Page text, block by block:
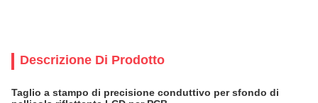
Descrizione Di Prodotto
Taglio a stampo di precisione conduttivo per sfondo di